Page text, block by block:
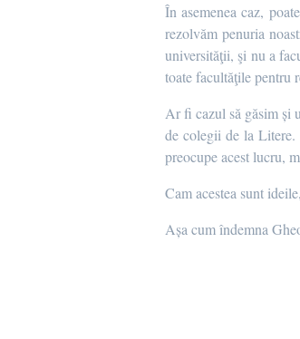
În asemenea caz,
rezolvăm penuria
universităţii, şi nu a
toate facultăţile pentru
Ar fi cazul să găsim și
de colegii de la Litere.
preocupe acest lucru,
Cam acestea sunt
Așa cum îndemna